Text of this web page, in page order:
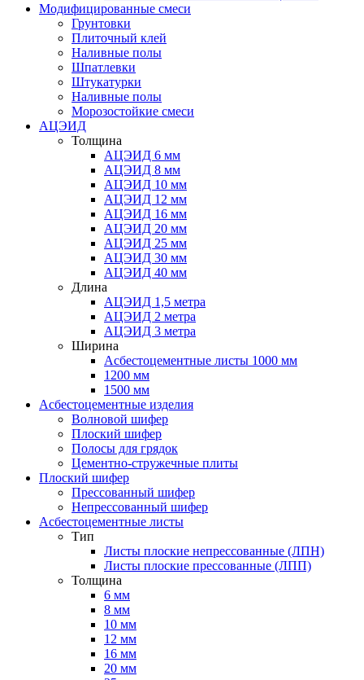
Модифицированные смеси
Грунтовки
Плиточный клей
Наливные полы
Шпатлевки
Штукатурки
Наливные полы
Морозостойкие смеси
АЦЭИД
Толщина
АЦЭИД 6 мм
АЦЭИД 8 мм
АЦЭИД 10 мм
АЦЭИД 12 мм
АЦЭИД 16 мм
АЦЭИД 20 мм
АЦЭИД 25 мм
АЦЭИД 30 мм
АЦЭИД 40 мм
Длина
АЦЭИД 1,5 метра
АЦЭИД 2 метра
АЦЭИД 3 метра
Ширина
Асбестоцементные листы 1000 мм
1200 мм
1500 мм
Асбестоцементные изделия
Волновой шифер
Плоский шифер
Полосы для грядок
Цементно-стружечные плиты
Плоский шифер
Прессованный шифер
Непрессованный шифер
Асбестоцементные листы
Тип
Листы плоские непрессованные (ЛПН)
Листы плоские прессованные (ЛПП)
Толщина
6 мм
8 мм
10 мм
12 мм
16 мм
20 мм